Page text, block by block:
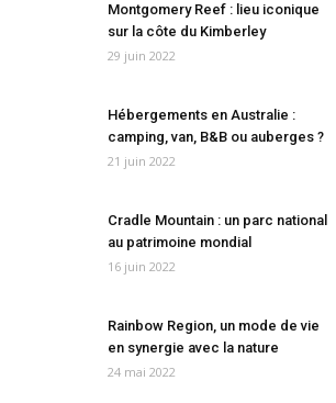
Montgomery Reef : lieu iconique
sur la côte du Kimberley
29 juin 2022
Hébergements en Australie :
camping, van, B&B ou auberges ?
21 juin 2022
Cradle Mountain : un parc national
au patrimoine mondial
16 juin 2022
Rainbow Region, un mode de vie
en synergie avec la nature
24 mai 2022